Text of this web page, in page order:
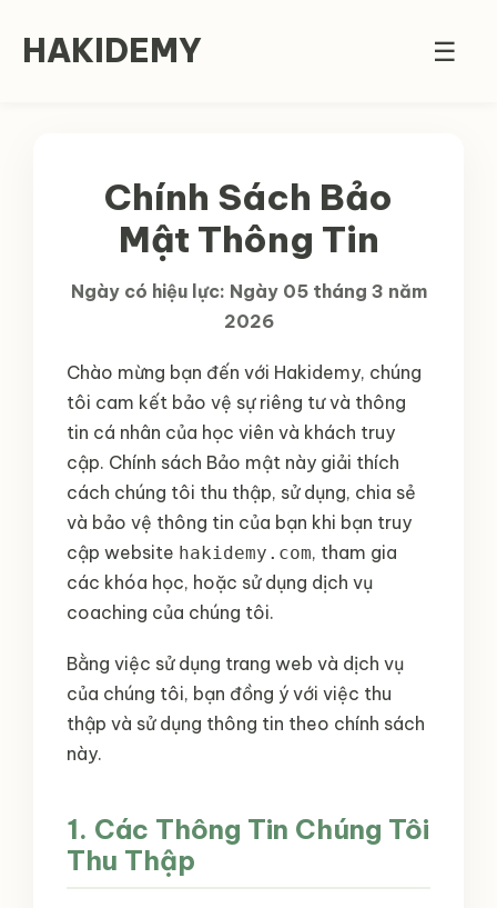
HAKIDEMY ☰
Chính Sách Bảo
Mật Thông Tin
Ngày có hiệu lực: Ngày 05 tháng 3 năm
2026
Chào mừng bạn đến với Hakidemy, chúng
tôi cam kết bảo vệ sự riêng tư và thông
tin cá nhân của học viên và khách truy
cập. Chính sách Bảo mật này giải thích
cách chúng tôi thu thập, sử dụng, chia sẻ
và bảo vệ thông tin của bạn khi bạn truy
cập website hakidemy.com, tham gia
các khóa học, hoặc sử dụng dịch vụ
coaching của chúng tôi.
Bằng việc sử dụng trang web và dịch vụ
của chúng tôi, bạn đồng ý với việc thu
thập và sử dụng thông tin theo chính sách
này.
1. Các Thông Tin Chúng Tôi
Thu Thập